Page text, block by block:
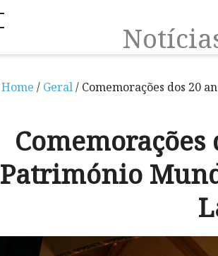
Home / Geral/ Comemorações dos 20
Património